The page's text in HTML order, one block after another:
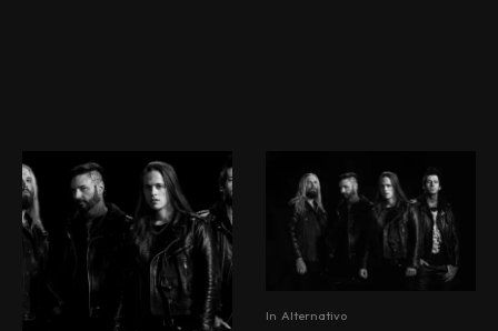
In Alternativo